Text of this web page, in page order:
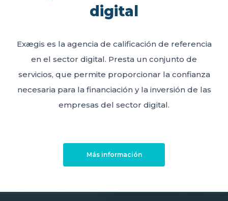
digital
Exægis es la agencia de calificación de referencia
en el sector digital. Presta un conjunto de
servicios, que permite proporcionar la confianza
necesaria para la financiación y la inversión de las
empresas del sector digital.
Más información